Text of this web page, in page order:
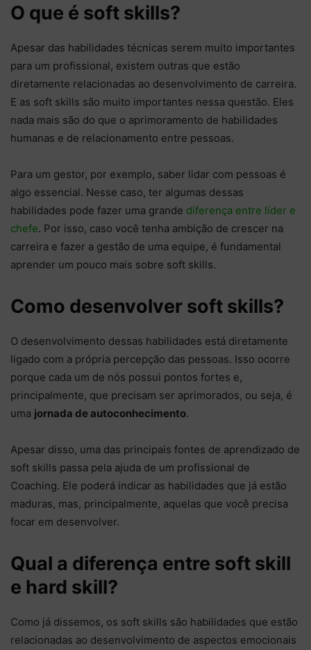
O que é soft skills?
Apesar das habilidades técnicas serem muito importantes
para um profissional, existem outras que estão
diretamente relacionadas ao desenvolvimento de carreira.
E as soft skills são muito importantes nessa questão. Eles
nada mais são do que o aprimoramento de habilidades
humanas e de relacionamento entre pessoas.
Para um gestor, por exemplo, saber lidar com pessoas é
algo essencial. Nesse caso, ter algumas dessas
habilidades pode fazer uma grande diferença entre líder e
chefe. Por isso, caso você tenha ambição de crescer na
carreira e fazer a gestão de uma equipe, é fundamental
aprender um pouco mais sobre soft skills.
Como desenvolver soft skills?
O desenvolvimento dessas habilidades está diretamente
ligado com a própria percepção das pessoas. Isso ocorre
porque cada um de nós possui pontos fortes e,
principalmente, que precisam ser aprimorados, ou seja, é
uma jornada de autoconhecimento.
Apesar disso, uma das principais fontes de aprendizado de
soft skills passa pela ajuda de um profissional de
Coaching. Ele poderá indicar as habilidades que já estão
maduras, mas, principalmente, aquelas que você precisa
focar em desenvolver.
Qual a diferença entre soft skill
e hard skill?
Como já dissemos, os soft skills são habilidades que estão
relacionadas ao desenvolvimento de aspectos emocionais